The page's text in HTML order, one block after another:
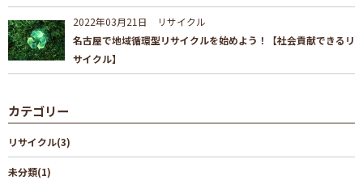
2022年03月21日
リサイクル
名古屋で地域循環型リサイクルを始めよう！【社会貢献できるリ
サイクル】
カテゴリー
リサイクル(3)
未分類(1)